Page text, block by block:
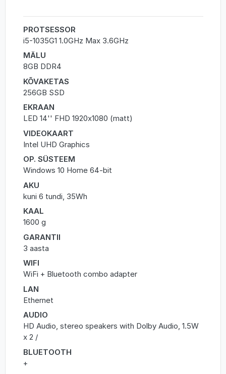
PROTSESSOR
i5-1035G1 1.0GHz Max 3.6GHz
MÄLU
8GB DDR4
KÕVAKETAS
256GB SSD
EKRAAN
LED 14'' FHD 1920x1080 (matt)
VIDEOKAART
Intel UHD Graphics
OP. SÜSTEEM
Windows 10 Home 64-bit
AKU
kuni 6 tundi, 35Wh
KAAL
1600 g
GARANTII
3 aasta
WIFI
WiFi + Bluetooth combo adapter
LAN
Ethernet
AUDIO
HD Audio, stereo speakers with Dolby Audio, 1.5W
x 2 /
BLUETOOTH
+